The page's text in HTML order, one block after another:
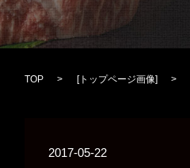
TOP [トップページ画像]
2017-05-22